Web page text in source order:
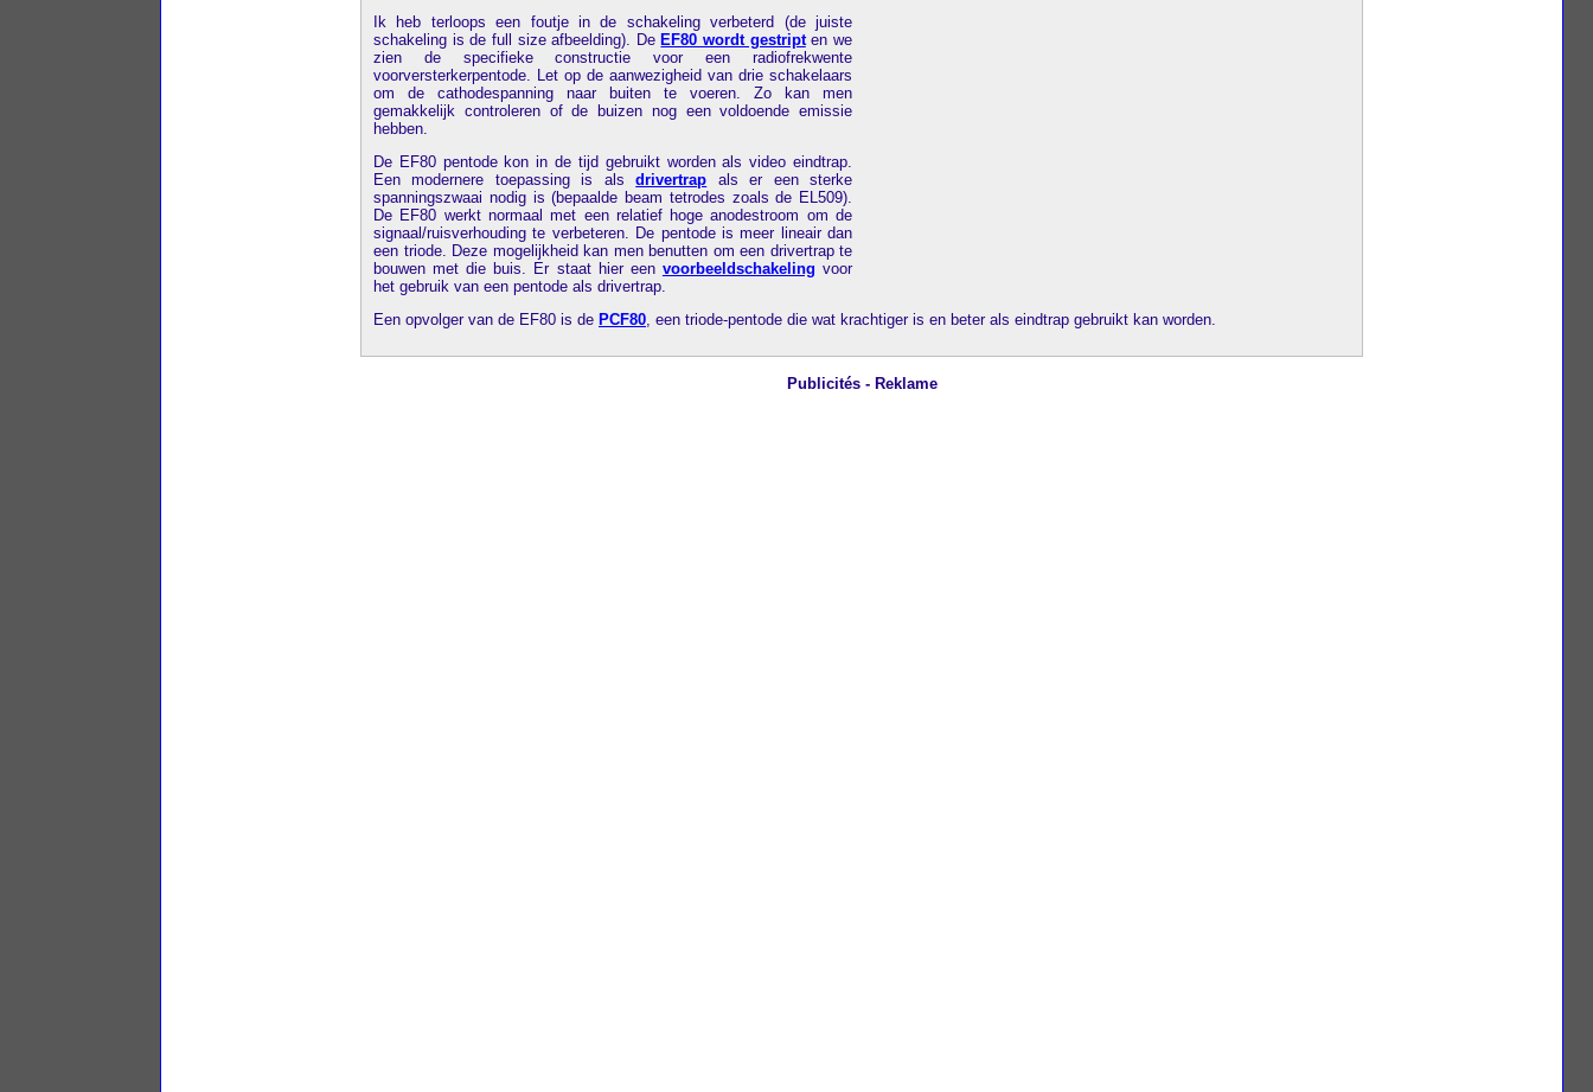
Ik heb terloops een foutje in de schakeling verbeterd (de juiste
schakeling is de full size afbeelding). De EF80 wordt gestripten we
zien de specifieke constructie voor een radiofrekwente
voorversterkerpentode. Let op de aanwezigheid van drie schakelaars
om de cathodespanning naar buiten te voeren. Zo kan men
gemakkelijk controleren of de buizen nog een voldoende emissie
hebben.
De EF80 pentode kon in de tijd gebruikt worden als video eindtrap.
Een modernere toepassing is alsdrivertrap als er een sterke
spanningszwaai nodig is (bepaalde beam tetrodes zoals de EL509).
De EF80 werkt normaal met een relatief hoge anodestroom om de
signaal/ruisverhouding te verbeteren. De pentode is meer lineair dan
een triode. Deze mogelijkheid kan men benutten om een drivertrap te
bouwen met die buis. Er staat hier een voorbeeldschakeling voor
het gebruik van een pentode als drivertrap.
Een opvolger van de EF80 is de PCF80 , een triode-pentode die wat krachtiger is en beter als eindtrap gebruikt kan worden.
Publicités - Reklame